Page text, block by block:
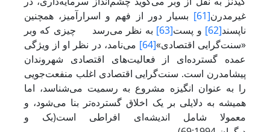
غیرمدرن[61]
بسیار دور از فهم و اسرارآمیز، همچنین
ناپسند[62] و پست[63] به نظر می‌رسد
چیزی که وبر
«سنت‌گرایی اقتصادی»[64]
می‌نامد، در نظر او از ویژگی
عمده گسترده‌ای از فعالیت‌های اقتصادی شهروندان
پیشامدرن است. سنت‌گرایی اقتصادی اغلب منفعت‌‌جویی
را به عنوان انگیزه مشروع به رسمیت می‌شناسد، اما
همیشه به دلایلی بر یک اخلاق گسترده‌تر بنا می‌شود، و
معمولا شامل اندیشه‌ای افراطی است(بک و